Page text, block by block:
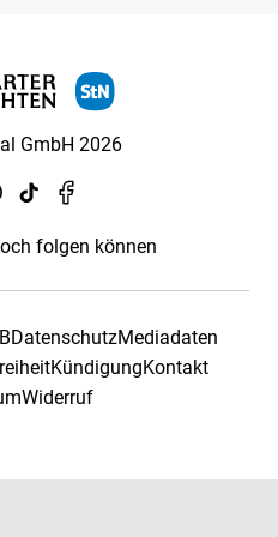
GmbH 2026
folgen können
DatenschutzMediadaten
KündigungKontakt
Widerruf